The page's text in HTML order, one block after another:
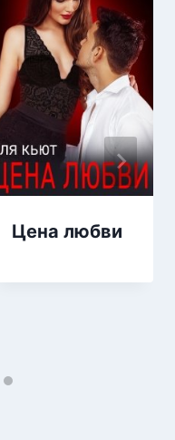
Цена любви